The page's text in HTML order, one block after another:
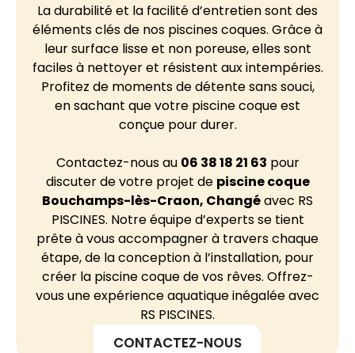
La durabilité et la facilité d’entretien sont des
éléments clés de nos piscines coques. Grâce à
leur surface lisse et non poreuse, elles sont
faciles à nettoyer et résistent aux intempéries.
Profitez de moments de détente sans souci,
en sachant que votre piscine coque est
conçue pour durer.
Contactez-nous au 06 38 18 21 63 pour
discuter de votre projet de piscine coque
Bouchamps-lès-Craon, Changéavec RS
PISCINES. Notre équipe d’experts se tient
prête à vous accompagner à travers chaque
étape, de la conception à l’installation, pour
créer la piscine coque de vos rêves. Offrez-
vous une expérience aquatique inégalée avec
RS PISCINES.
CONTACTEZ-NOUS